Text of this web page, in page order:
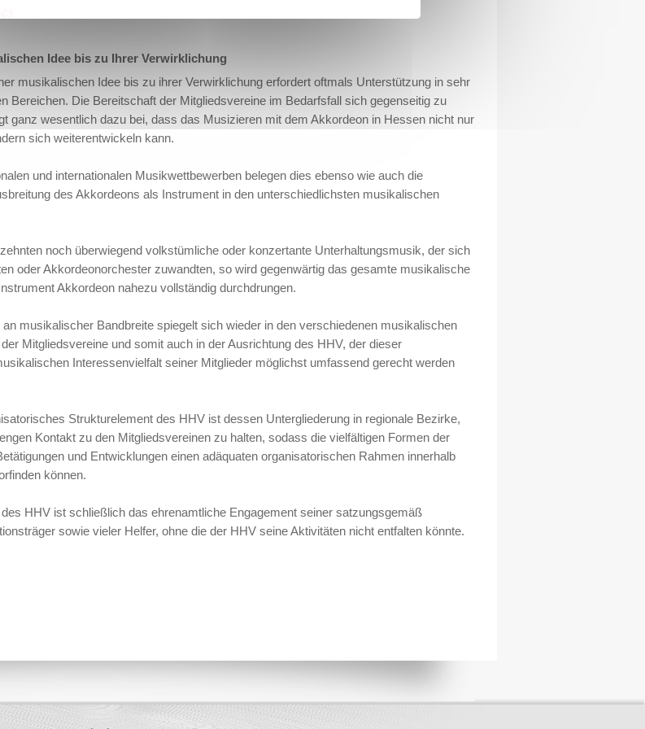
Idee bis zu Ihrer Verwirklichung
musikalischen Idee bis zu ihrer Verwirklichung erfordert oftmals Unterstützung in sehr
Bereichen. Die Bereitschaft der Mitgliedsvereine im Bedarfsfall sich gegenseitig zu
ganz wesentlich dazu bei, dass das Musizieren mit dem Akkordeon in Hessen nicht nur
sich weiterentwickeln kann.
und internationalen Musikwettbewerben belegen dies ebenso wie auch die
des Akkordeons als Instrument in den unterschiedlichsten musikalischen
noch überwiegend volkstümliche oder konzertante Unterhaltungsmusik, der sich
oder Akkordeonorchester zuwandten, so wird gegenwärtig das gesamte musikalische
Akkordeon nahezu vollständig durchdrungen.
musikalischer Bandbreite spiegelt sich wieder in den verschiedenen musikalischen
Mitgliedsvereine und somit auch in der Ausrichtung des HHV, der dieser
Interessenvielfalt seiner Mitglieder möglichst umfassend gerecht werden
Strukturelement des HHV ist dessen Untergliederung in regionale Bezirke,
Kontakt zu den Mitgliedsvereinen zu halten, sodass die vielfältigen Formen der
und Entwicklungen einen adäquaten organisatorischen Rahmen innerhalb
können.
HHV ist schließlich das ehrenamtliche Engagement seiner satzungsgemäß
sowie vieler Helfer, ohne die der HHV seine Aktivitäten nicht entfalten könnte.